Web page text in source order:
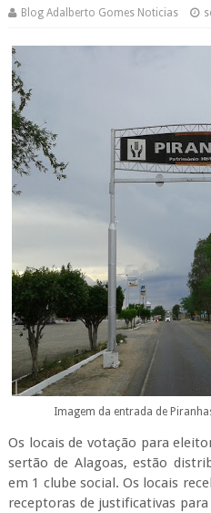
Blog Adalberto Gomes Noticias
Imagem da entrada de
Os locais de votação para
sertão de Alagoas, estão
em 1 clube social. Os locais
receptoras de justificativas